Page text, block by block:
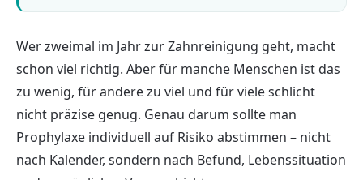
Wer zweimal im Jahr zur Zahnreinigung geht, macht
schon viel richtig. Aber für manche Menschen ist das
zu wenig, für andere zu viel und für viele schlicht
nicht präzise genug. Genau darum sollte man
Prophylaxe individuell auf Risiko abstimmen – nicht
nach Kalender, sondern nach Befund, Lebenssituation